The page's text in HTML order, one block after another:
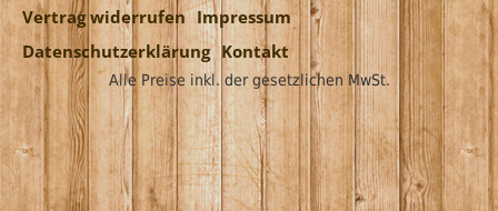
Vertrag widerrufen Impressum
Datenschutzerklärung Kontakt
Alle Preise inkl. der gesetzlichen MwSt.